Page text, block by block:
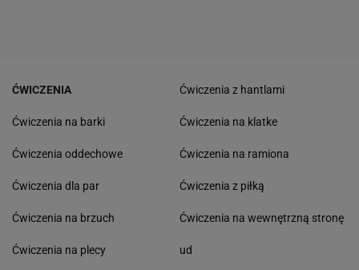
ĆWICZENIA
Ćwiczenia na barki
Ćwiczenia oddechowe
Ćwiczenia dla par
Ćwiczenia na brzuch
Ćwiczenia na plecy
Ćwiczenia z hantlami
Ćwiczenia na klatke
Ćwiczenia na ramiona
Ćwiczenia z piłką
Ćwiczenia na wewnętrzną stronę
ud